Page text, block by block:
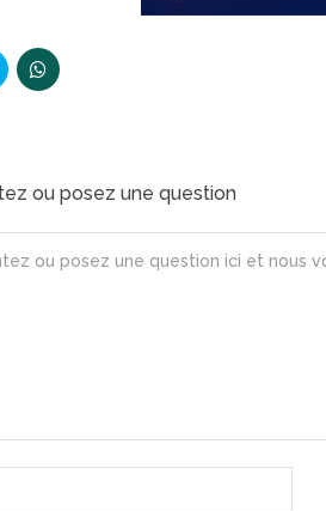
ou posez une question